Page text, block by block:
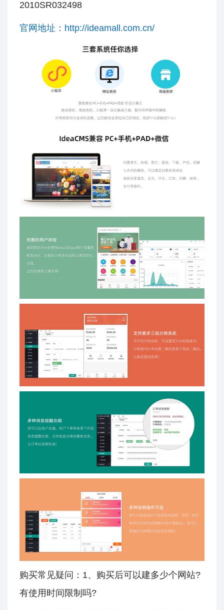
2010SR032498
官网地址：http://ideamall.com.cn/
购买常见疑问：1、购买后可以建多少个网站?
有使用时间限制吗?